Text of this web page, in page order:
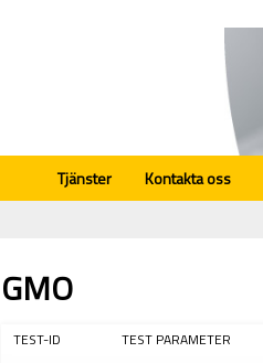
Tjänster Kontakta oss
GMO
TEST-ID TEST PARAMETER